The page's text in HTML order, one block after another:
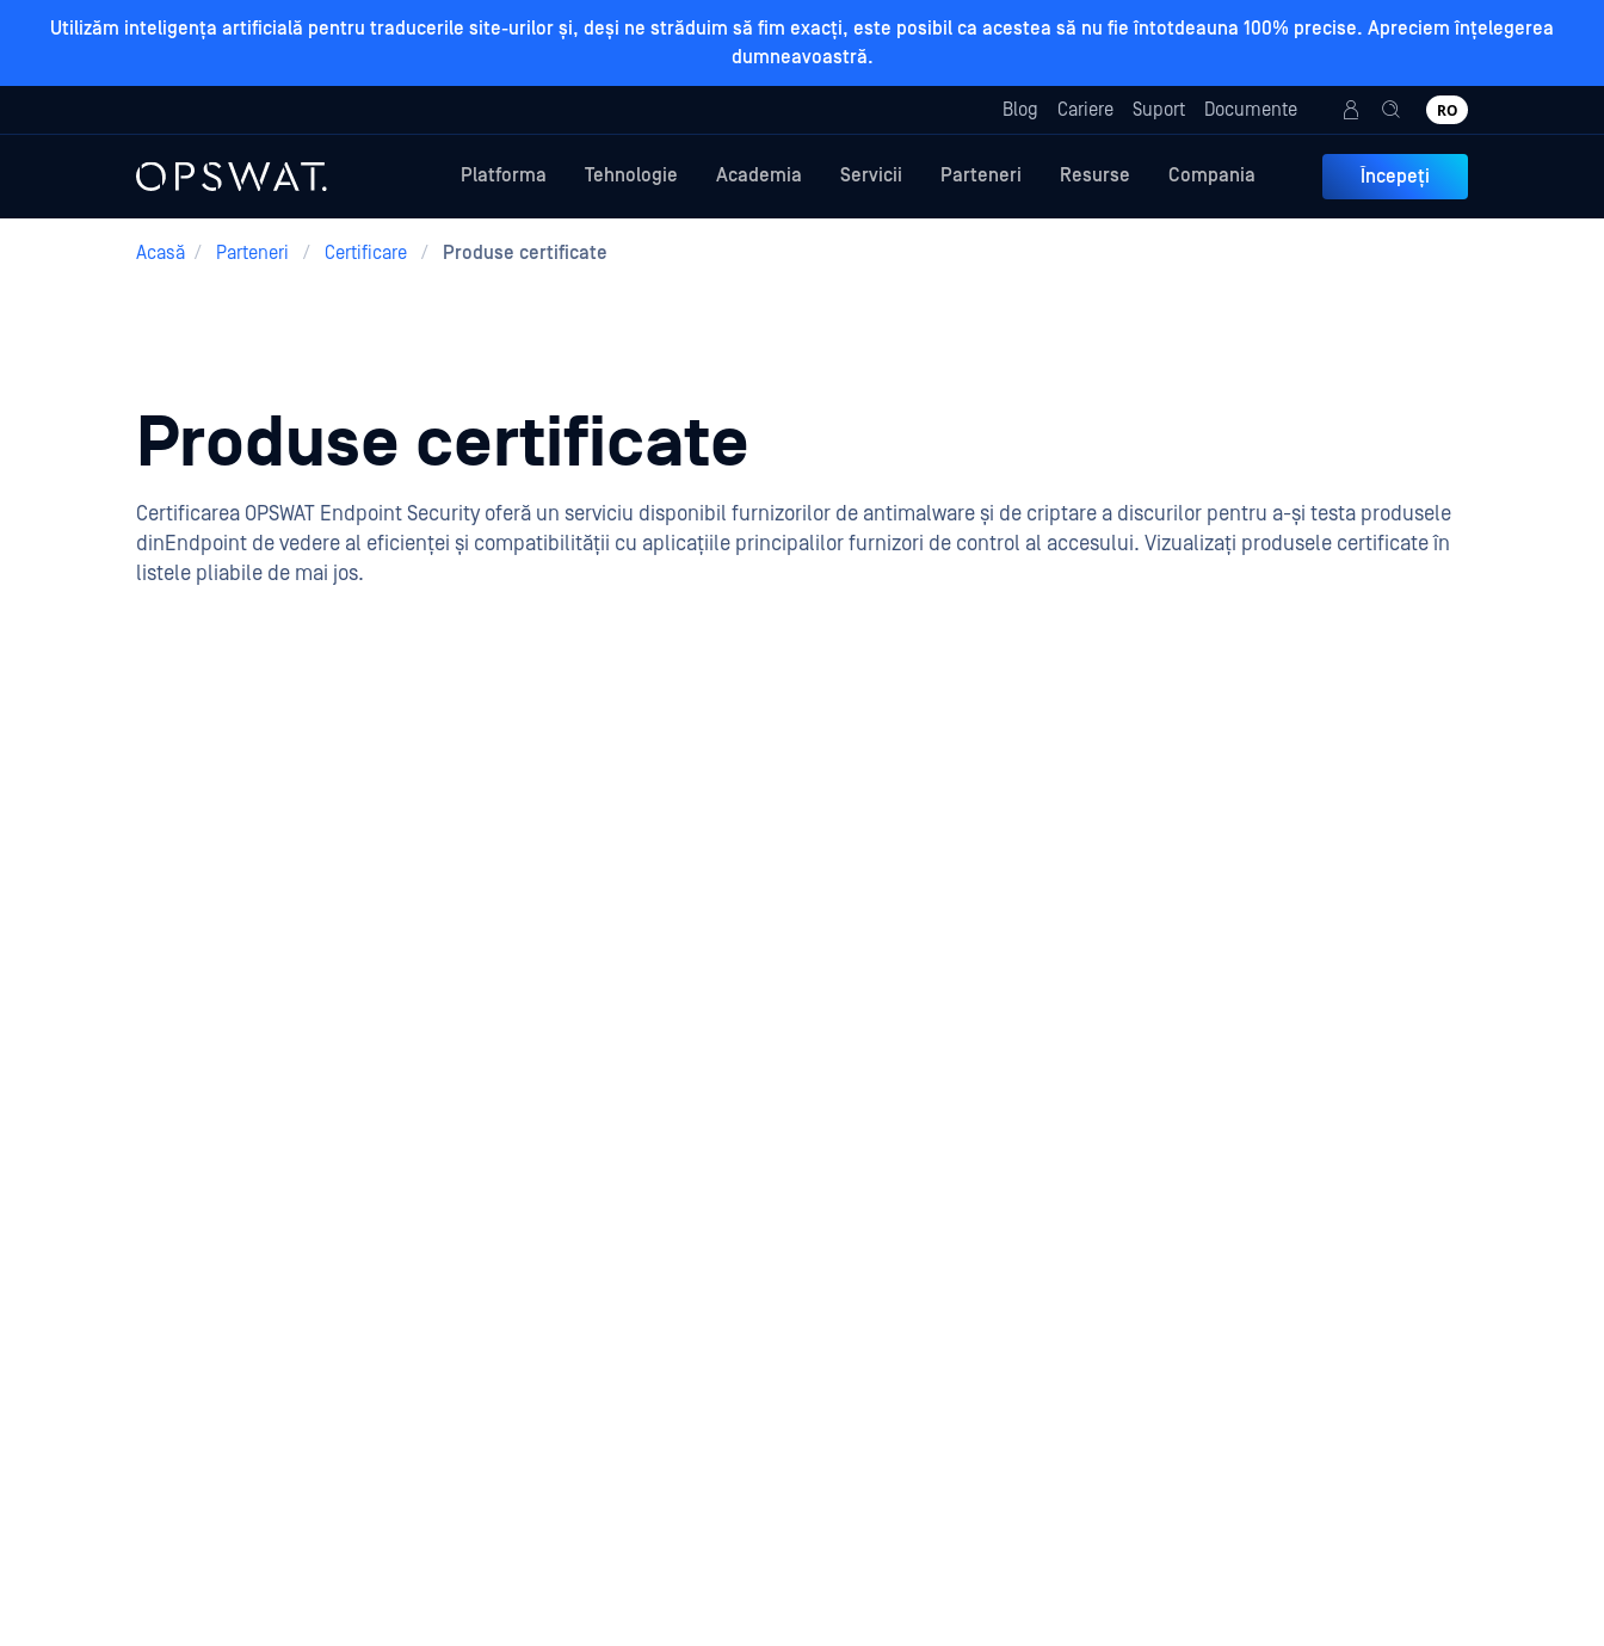
Utilizăm inteligența artificială pentru traducerile site-urilor și, deși ne străduim să fim exacți, este posibil ca acestea să nu fie întotdeauna 100% precise. Apreciem înțelegerea
dumneavoastră.
Blog Cariere Suport Documente RO
Platforma Tehnologie Academia Servicii Parteneri Resurse Compania Începeți
Acasă / Parteneri / Certificare / Produse certificate
Produse certificate
Certificarea OPSWAT Endpoint Security oferă un serviciu disponibil furnizorilor de antimalware și de criptare a discurilor pentru a-și testa produsele
dinEndpoint de vedere al eficienței și compatibilității cu aplicațiile principalilor furnizori de control al accesului. Vizualizați produsele certificate în
listele pliabile de mai jos.